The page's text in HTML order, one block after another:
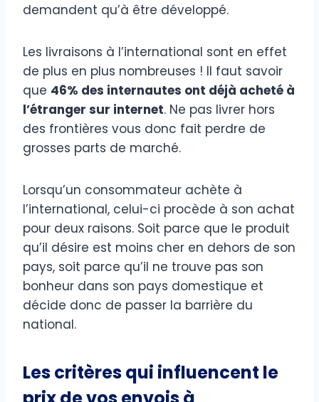
demandent qu’à être développé.
Les livraisons à l’international sont en effet
de plus en plus nombreuses ! Il faut savoir
que 46% des internautes ont déjà acheté à
l’étranger sur internet. Ne pas livrer hors
des frontières vous donc fait perdre de
grosses parts de marché.
Lorsqu’un consommateur achète à
l’international, celui-ci procède à son achat
pour deux raisons. Soit parce que le produit
qu’il désire est moins cher en dehors de son
pays, soit parce qu’il ne trouve pas son
bonheur dans son pays domestique et
décide donc de passer la barrière du
national.
Les critères qui influencent le